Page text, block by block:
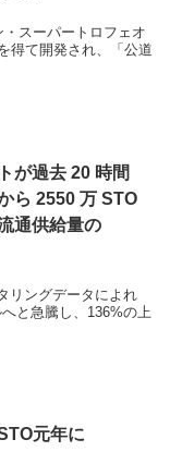
・スーパートロフェオ
得て開発され、「公道
が過去 20 時間
ら 2550 万STO
通供給量の
リングデータによれ
と急騰し、136%の上
元年に